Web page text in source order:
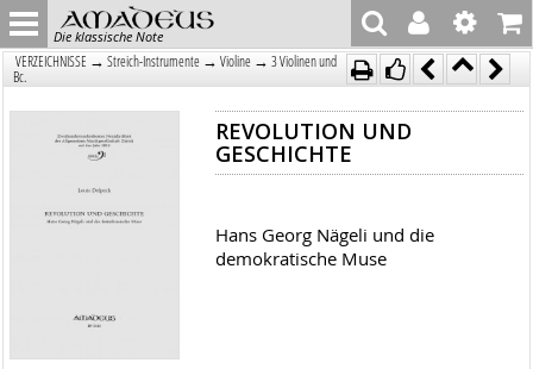
Die klassische Note
VERZEICHNISSE → Streich-Instrumente → Violine → 3 Violinen und
Bc.
REVOLUTION UND
GESCHICHTE
Hans Georg Nägeli und die
demokratische Muse